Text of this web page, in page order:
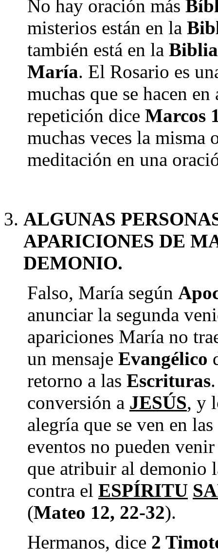
No hay oración más
misterios están en la
también está en la Biblia
María. El Rosario es
muchas que se hacen
repetición dice Marcos
muchas veces la misma
meditación en una
ALGUNAS
APARICIONES DE
DEMONIO.
Falso, María según
anunciar la segunda
apariciones María no
un mensaje Evangélico
retorno a las Escrituras
conversión a JESÚS, y
alegría que se ven en
eventos no pueden
que atribuir al demonio
contra el ESPÍRITU
(Mateo 12, 22-32).
Hermanos, dice 2